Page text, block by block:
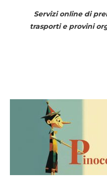
Servizi online di
trasporti e provini